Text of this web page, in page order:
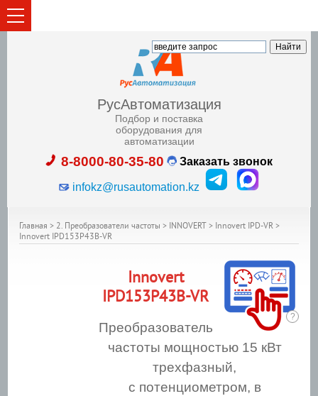
РусАвтоматизация
Подбор и поставка
оборудования для
автоматизации
8-8000-80-35-80 Заказать звонок
infokz@rusautomation.kz
Главная > 2. Преобразователи частоты > INNOVERT > Innovert IPD-VR >
Innovert IPD153P43B-VR
Innovert
IPD153P43B-VR
Преобразователь
частоты мощностью 15 кВт
трехфазный,
с потенциометром, в